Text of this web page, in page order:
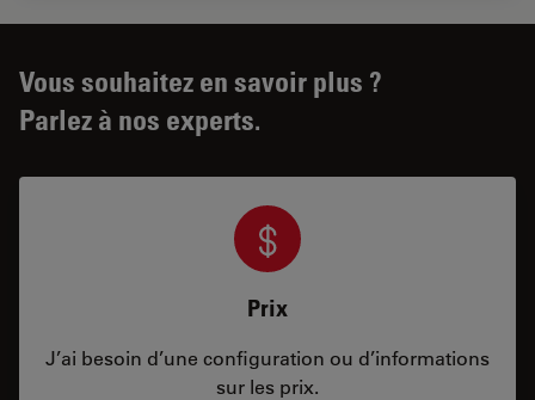
Vous souhaitez en savoir plus ?
Parlez à nos experts.
Prix
J’ai besoin d’une configuration ou d’informations
sur les prix.